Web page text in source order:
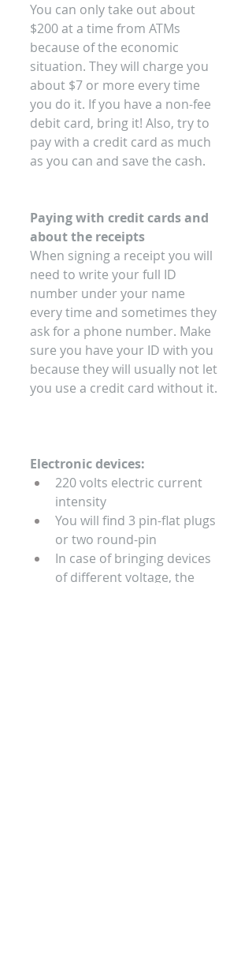
You can only take out about
$200 at a time from ATMs
because of the economic
situation. They will charge you
about $7 or more every time
you do it. If you have a non-fee
debit card, bring it! Also, try to
pay with a credit card as much
as you can and save the cash.
Paying with credit cards and
about the receipts
When signing a receipt you will
need to write your full ID
number under your name
every time and sometimes they
ask for a phone number. Make
sure you have your ID with you
because they will usually not let
you use a credit card without it.
Electronic devices:
220 volts electric current
intensity
You will find 3 pin-flat plugs
or two round-pin
In case of bringing devices
of different voltage, the